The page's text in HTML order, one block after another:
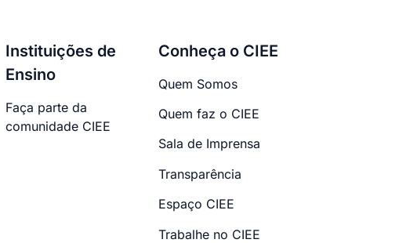
Instituições de
Ensino
Faça parte da
comunidade CIEE
Conheça o CIEE
Quem Somos
Quem faz o CIEE
Sala de Imprensa
Transparência
Espaço CIEE
Trabalhe no CIEE